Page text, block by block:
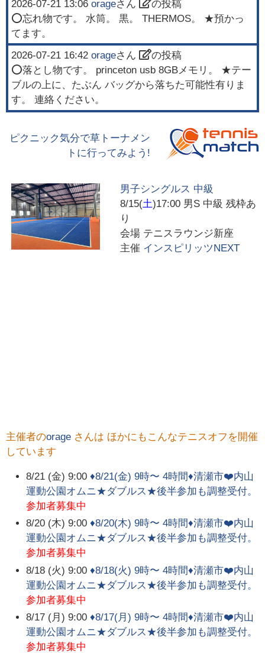
2026-07-21 13:06 orageさん
の投稿
⭕忘れ物です。 水筒。 黒。 THERMOS。 ★預かっ
てます。
2026-07-21 16:42 orageさん
の投稿
⭕落とし物です。 princeton usb 8GBメモリ。 ★テー
ブルの上に、たぶん バッグから落ちた可能性有りま
す。 連絡ください。
ピクニック気分で草トーナメン
トに行ってみよう!
男子シングルス 中級
8/15(土)17:00 男S 中級 残枠あ
り
会場 テニスラウンジ新座
主催 インスピリッツNEXT
主催者のorage さんは ほかにもこんなテニスオフを開催
しています
8/21 (金) 9:00 ♦️8/21(金) 9時〜 4時間♦️清瀬市❤️内山
運動公園オムニ★ダブルス★後半参加も調整受付。
参加者募集中
8/20 (木) 9:00 ♦️8/20(木) 9時〜 4時間♦️清瀬市❤️内山
運動公園オムニ★ダブルス★後半参加も調整受付。
参加者募集中
8/18 (火) 9:00 ♦️8/18(火) 9時〜 4時間♦️清瀬市❤️内山
運動公園オムニ★ダブルス★後半参加も調整受付。
参加者募集中
8/17 (月) 9:00 ♦️8/17(月) 9時〜 4時間♦️清瀬市❤️内山
運動公園オムニ★ダブルス★後半参加も調整受付。
参加者募集中